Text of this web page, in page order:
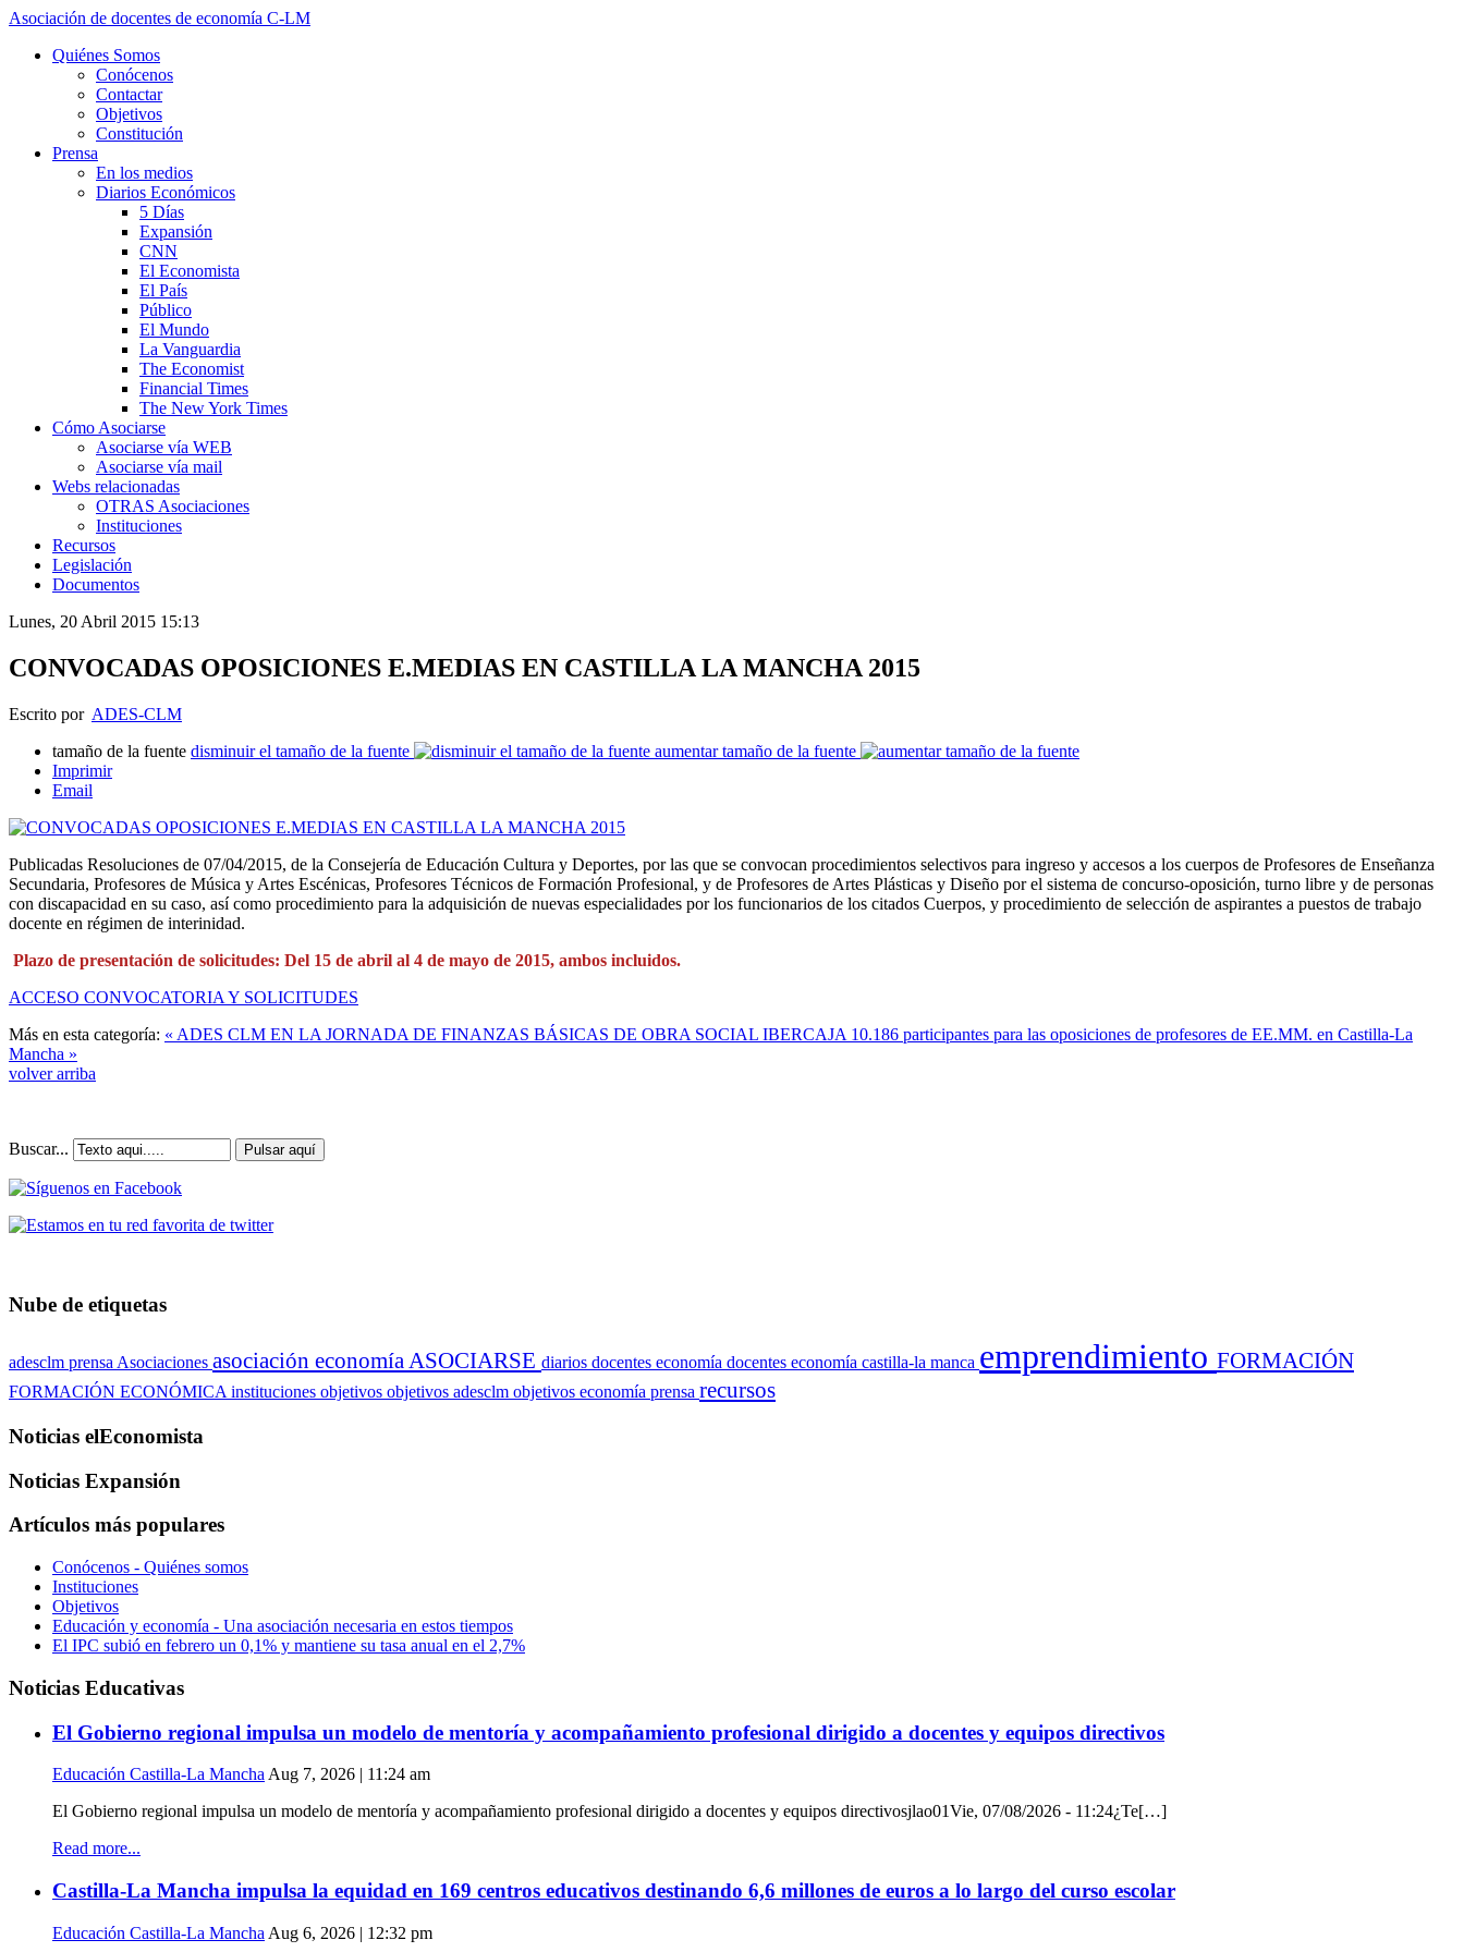
Asociación de docentes de economía C-LM
Quiénes Somos
Conócenos
Contactar
Objetivos
Constitución
Prensa
En los medios
Diarios Económicos
5 Días
Expansión
CNN
El Economista
El País
Público
El Mundo
La Vanguardia
The Economist
Financial Times
The New York Times
Cómo Asociarse
Asociarse vía WEB
Asociarse vía mail
Webs relacionadas
OTRAS Asociaciones
Instituciones
Recursos
Legislación
Documentos
Lunes, 20 Abril 2015 15:13
CONVOCADAS OPOSICIONES E.MEDIAS EN CASTILLA LA MANCHA 2015
Escrito por ADES-CLM
tamaño de la fuente disminuir el tamaño de la fuente
aumentar tamaño de la fuente
Imprimir
Email
Publicadas Resoluciones de 07/04/2015, de la Consejería de Educación Cultura y Deportes, por las que se convocan procedimientos selectivos para ingreso y accesos a los cuerpos de Profesores de Enseñanza
Secundaria, Profesores de Música y Artes Escénicas, Profesores Técnicos de Formación Profesional, y de Profesores de Artes Plásticas y Diseño por el sistema de concurso-oposición, turno libre y de personas
con discapacidad en su caso, así como procedimiento para la adquisición de nuevas especialidades por los funcionarios de los citados Cuerpos, y procedimiento de selección de aspirantes a puestos de trabajo
docente en régimen de interinidad.
Plazo de presentación de solicitudes: Del 15 de abril al 4 de mayo de 2015, ambos incluidos.
ACCESO CONVOCATORIA Y SOLICITUDES
Más en esta categoría: « ADES CLM EN LA JORNADA DE FINANZAS BÁSICAS DE OBRA SOCIAL IBERCAJA 10.186 participantes para las oposiciones de profesores de EE.MM. en Castilla-La
Mancha »
volver arriba
Buscar... Pulsar aquí
Nube de etiquetas
adesclm prensa Asociaciones asociación economíaASOCIARSE diarios docentes economía docentes economía castilla-la manca emprendimiento FORMACIÓN
FORMACIÓN ECONÓMICA instituciones objetivos objetivos adesclm objetivos economía prensa recursos
Noticias elEconomista
Noticias Expansión
Artículos más populares
Conócenos - Quiénes somos
Instituciones
Objetivos
Educación y economía - Una asociación necesaria en estos tiempos
El IPC subió en febrero un 0,1% y mantiene su tasa anual en el 2,7%
Noticias Educativas
El Gobierno regional impulsa un modelo de mentoría y acompañamiento profesional dirigido a docentes y equipos directivos
Educación Castilla-La Mancha Aug 7, 2026 | 11:24 am
El Gobierno regional impulsa un modelo de mentoría y acompañamiento profesional dirigido a docentes y equipos directivosjlao01Vie, 07/08/2026 - 11:24¿Te[…]
Read more...
Castilla-La Mancha impulsa la equidad en 169 centros educativos destinando 6,6 millones de euros a lo largo del curso escolar
Educación Castilla-La Mancha Aug 6, 2026 | 12:32 pm